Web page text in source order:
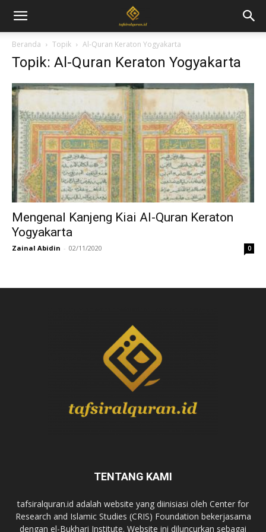
Beranda Topik Al-Quran Keraton Yogyakarta
Topik: Al-Quran Keraton Yogyakarta
Mengenal Kanjeng Kiai Al-Quran Keraton
Yogyakarta
Zainal Abidin - 02/11/2020 0
TENTANG KAMI
tafsiralquran.id adalah website yang diinisiasi oleh Center for
Research and Islamic Studies (CRIS) Foundation bekerjasama
dengan el-Bukhari Institute. Website ini diluncurkan sebagai